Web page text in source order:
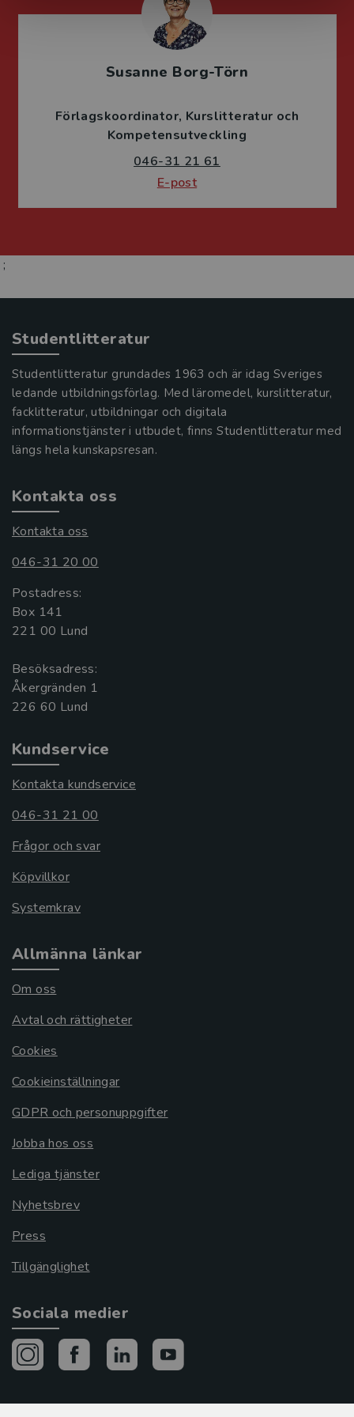
Susanne Borg-Törn
Förlagskoordinator Kurslitteratur och
Kompetensutveckling
046-31 21 61
E-post
;
Studentlitteratur
Studentlitteratur grundades 1963 och är idag Sveriges
ledande utbildningsförlag. Med läromedel, kurslitteratur,
facklitteratur, utbildningar och digitala
informationstjänster i utbudet, finns Studentlitteratur med
längs hela kunskapsresan.
Kontakta oss
Kontakta oss
046-31 20 00
Postadress:
Box 141
221 00 Lund
Besöksadress:
Åkergränden 1
Kundservice
Kontakta kundservice
046-31 21 00
Frågor och svar
Köpvillkor
Systemkrav
Allmänna länkar
Om oss
Avtal och rättigheter
Cookies
Cookieinställningar
GDPR och personuppgifter
Jobba hos oss
Lediga tjänster
Nyhetsbrev
Press
Tillgänglighet
Sociala medier